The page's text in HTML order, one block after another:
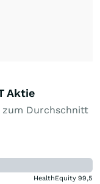
Aktie
zum Durchschnitt
HealthEquity 99,5